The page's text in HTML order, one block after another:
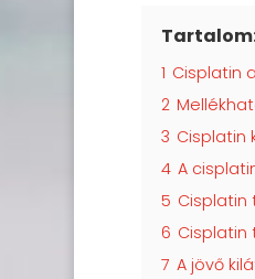
1 Cisplatin
2
3 Cisplatin
4 A
5 Cisplatin
6
7 A jövő